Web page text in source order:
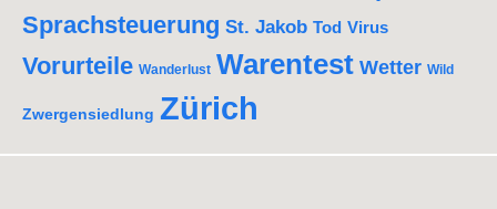
Sprachsteuerung St. Jakob Tod Virus
Vorurteile Wanderlust Warentest Wetter Wild
Zwergensiedlung Zürich